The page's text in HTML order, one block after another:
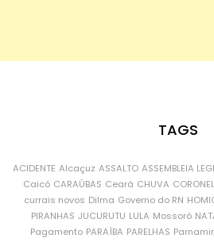
TAGS
ACIDENTE Alcaçuz ASSALTO ASSEMBLEIA
Caicó CARAÚBAS Ceará CHUVA
currais novos Dilma Governo do RN
PIRANHAS JUCURUTU LULA Mossoró
Pagamento PARAÍBA PARELHAS